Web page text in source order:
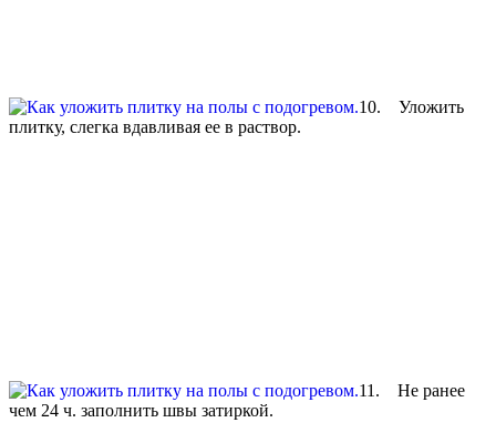
10. Уложить
плитку, слегка вдавливая ее в раствор.
11. Не ранее
чем 24 ч. заполнить швы затиркой.